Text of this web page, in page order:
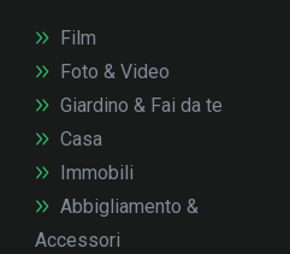
Film
Foto & Video
Giardino & Fai da te
Casa
Immobili
Abbigliamento &
Accessori